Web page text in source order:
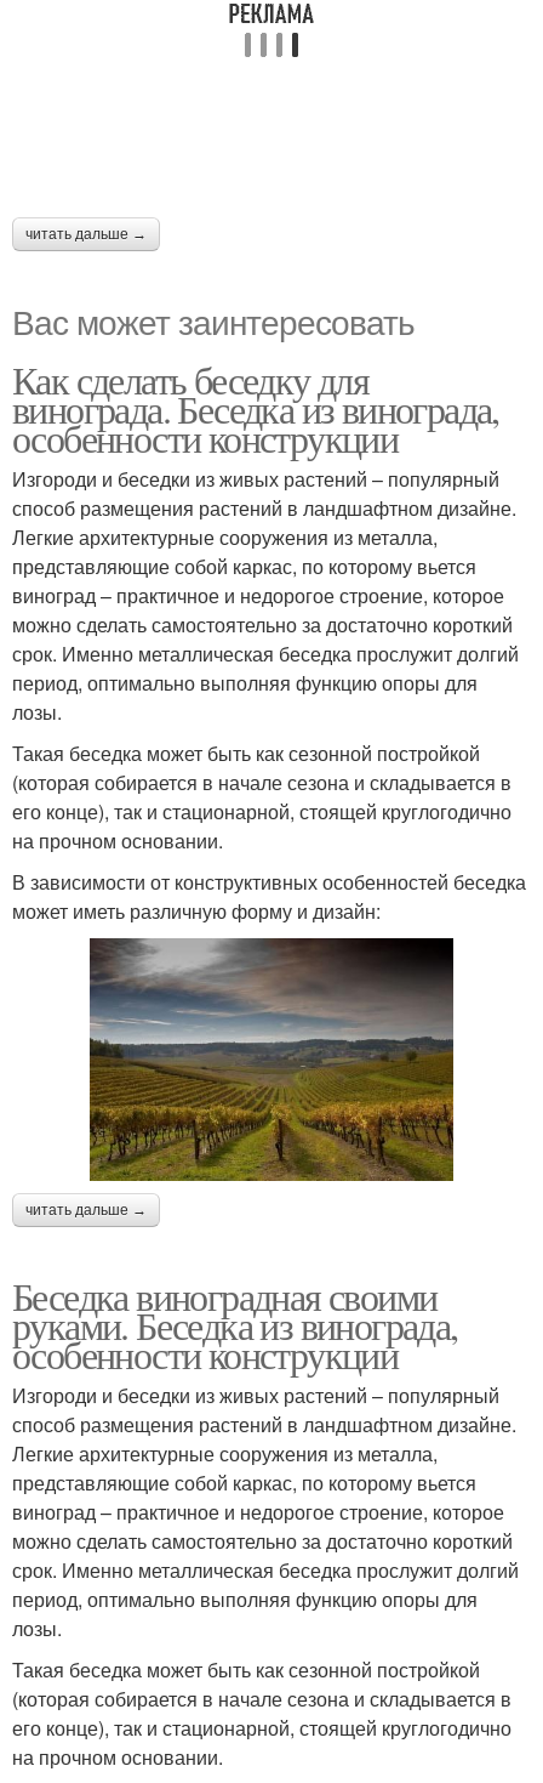
читать дальше →
Вас может заинтересовать
Как сделать беседку для
винограда. Беседка из винограда,
особенности конструкции
Изгороди и беседки из живых растений – популярный
способ размещения растений в ландшафтном дизайне.
Легкие архитектурные сооружения из металла,
представляющие собой каркас, по которому вьется
виноград – практичное и недорогое строение, которое
можно сделать самостоятельно за достаточно короткий
срок. Именно металлическая беседка прослужит долгий
период, оптимально выполняя функцию опоры для
лозы.
Такая беседка может быть как сезонной постройкой
(которая собирается в начале сезона и складывается в
его конце), так и стационарной, стоящей круглогодично
на прочном основании.
В зависимости от конструктивных особенностей беседка
может иметь различную форму и дизайн:
читать дальше →
Беседка виноградная своими
руками. Беседка из винограда,
особенности конструкции
Изгороди и беседки из живых растений – популярный
способ размещения растений в ландшафтном дизайне.
Легкие архитектурные сооружения из металла,
представляющие собой каркас, по которому вьется
виноград – практичное и недорогое строение, которое
можно сделать самостоятельно за достаточно короткий
срок. Именно металлическая беседка прослужит долгий
период, оптимально выполняя функцию опоры для
лозы.
Такая беседка может быть как сезонной постройкой
(которая собирается в начале сезона и складывается в
его конце), так и стационарной, стоящей круглогодично
на прочном основании.